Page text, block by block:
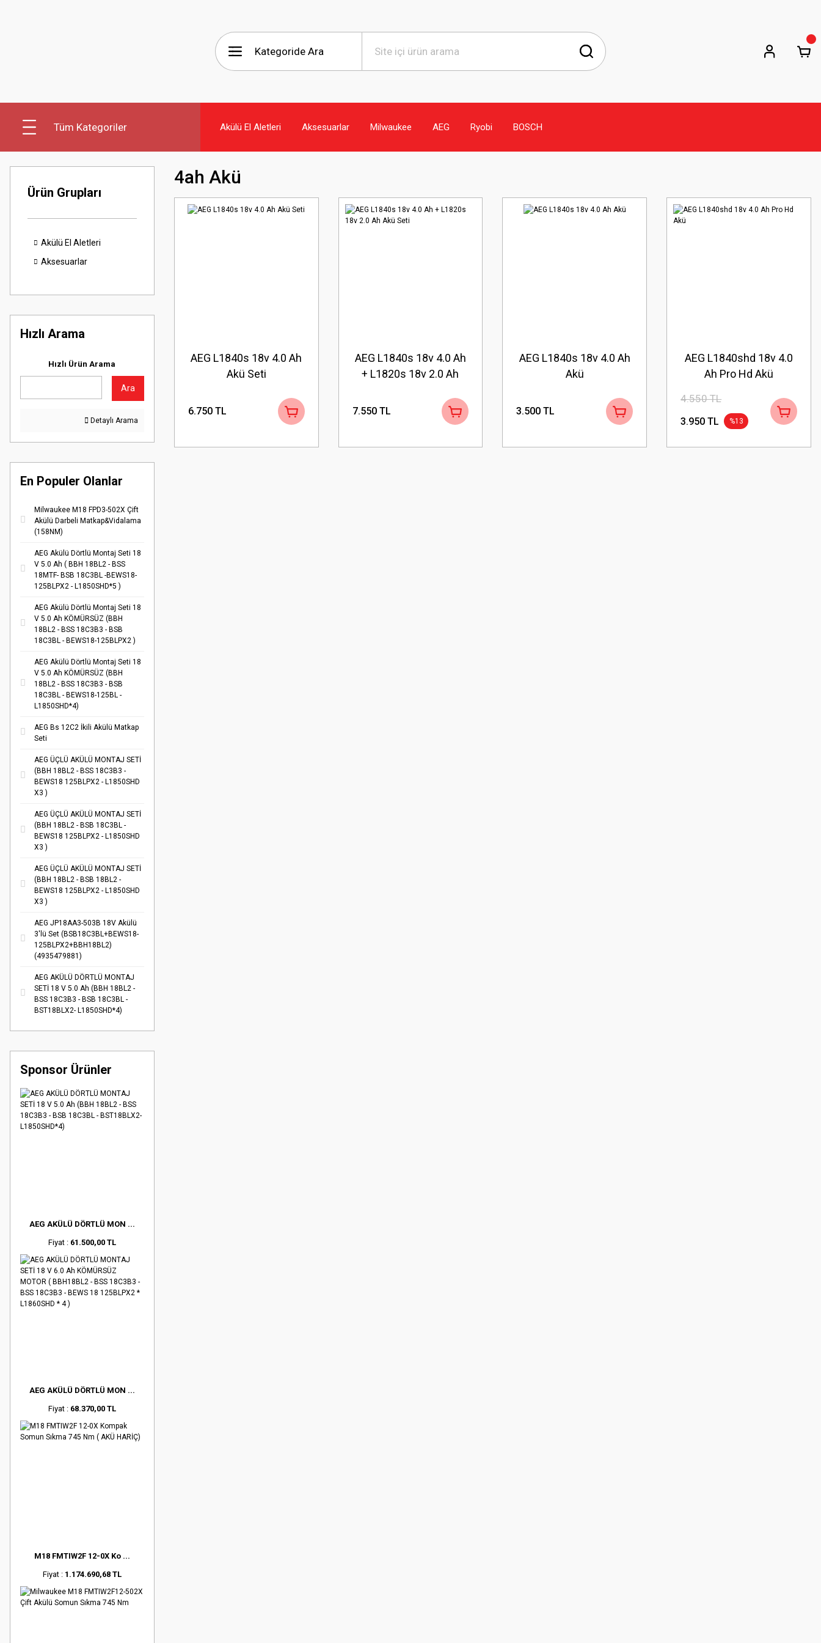
Tüm Kategoriler Akülü El Aletleri Aksesuarlar Milwaukee AEG Ryobi BOSCH
Ürün Grupları
Akülü El Aletleri
Aksesuarlar
Hızlı Arama
Hızlı Ürün Arama
Ara
Detaylı Arama
En Populer Olanlar
Milwaukee M18 FPD3-502X Çift
Akülü Darbeli Matkap&Vidalama
(158NM)
AEG Akülü Dörtlü Montaj Seti 18
V 5.0 Ah ( BBH 18BL2 - BSS
18MTF- BSB 18C3BL -BEWS18-
125BLPX2 - L1850SHD*5 )
AEG Akülü Dörtlü Montaj Seti 18
V 5.0 Ah KÖMÜRSÜZ (BBH
18BL2 - BSS 18C3B3 - BSB
18C3BL - BEWS18-125BLPX2 )
AEG Akülü Dörtlü Montaj Seti 18
V 5.0 Ah KÖMÜRSÜZ (BBH
18BL2 - BSS 18C3B3 - BSB
18C3BL - BEWS18-125BL -
L1850SHD*4)
AEG Bs 12C2 İkili Akülü Matkap
Seti
AEG ÜÇLÜ AKÜLÜ MONTAJ SETİ
(BBH 18BL2 - BSS 18C3B3 -
BEWS18 125BLPX2 - L1850SHD
X3 )
AEG ÜÇLÜ AKÜLÜ MONTAJ SETİ
(BBH 18BL2 - BSB 18C3BL -
BEWS18 125BLPX2 - L1850SHD
X3 )
AEG ÜÇLÜ AKÜLÜ MONTAJ SETİ
(BBH 18BL2 - BSB 18BL2 -
BEWS18 125BLPX2 - L1850SHD
X3 )
AEG JP18AA3-503B 18V Akülü
3'lü Set (BSB18C3BL+BEWS18-
125BLPX2+BBH18BL2)
(4935479881)
AEG AKÜLÜ DÖRTLÜ MONTAJ
SETİ 18 V 5.0 Ah (BBH 18BL2 -
BSS 18C3B3 - BSB 18C3BL -
BST18BLX2- L1850SHD*4)
Sponsor Ürünler
AEG AKÜLÜ DÖRTLÜ MON ...
Fiyat : 61.500,00 TL
AEG AKÜLÜ DÖRTLÜ MON ...
Fiyat : 68.370,00 TL
M18 FMTIW2F 12-0X Ko ...
Fiyat : 1.174.690,68 TL
4ah Akü
AEG L1840s 18v 4.0 Ah
Akü Seti
6.750 TL
AEG L1840s 18v 4.0 Ah
+ L1820s 18v 2.0 Ah
7.550 TL
AEG L1840s 18v 4.0 Ah
Akü
3.500 TL
AEG L1840shd 18v 4.0
Ah Pro Hd Akü
4.550 TL
3.950 TL %13